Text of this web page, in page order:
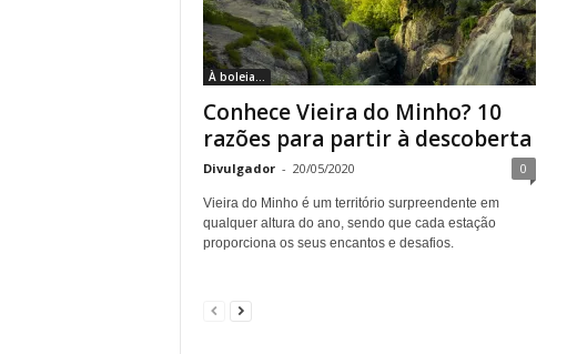
g
a
l
À boleia...
Conhece Vieira do Minho? 10
razões para partir à descoberta
Divulgador - 20/05/2020 0
Vieira do Minho é um território surpreendente em
qualquer altura do ano, sendo que cada estação
proporciona os seus encantos e desafios.